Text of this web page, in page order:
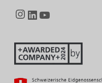
Instagram
LinkedIn